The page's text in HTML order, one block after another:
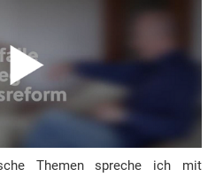
Themen spreche ich mit